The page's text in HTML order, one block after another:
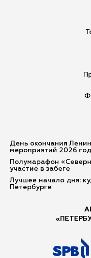
День окончания
мероприятий 2026
Полумарафон
участие в забеге
Лучшее начало дня:
Петербурге